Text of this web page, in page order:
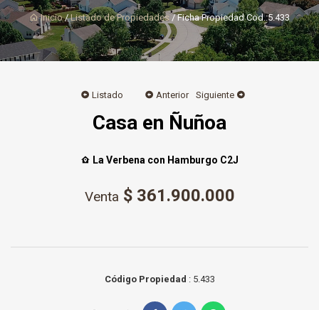
Inicio/Listado de Propiedades / Ficha Propiedad Cod.:5.433
Listado Anterior Siguiente
Casa en Ñuñoa
La Verbena con Hamburgo C2J
Venta $ 361.900.000
Código Propiedad : 5.433